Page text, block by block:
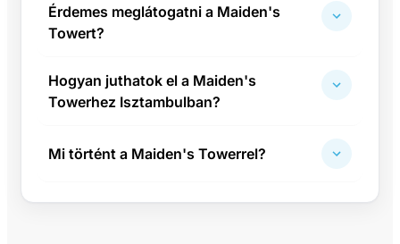
Érdemes meglátogatni a Maiden's
Towert?
Hogyan juthatok el a Maiden's
Towerhez Isztambulban?
Mi történt a Maiden's Towerrel?